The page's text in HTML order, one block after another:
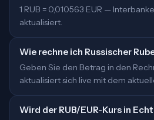
1 RUB = 0,010563 EUR —
aktualisiert.
Wie rechne ich Russischer
Geben Sie den Betrag in den
aktualisiert sich live mit dem
Wird der RUB/EUR-Kurs in